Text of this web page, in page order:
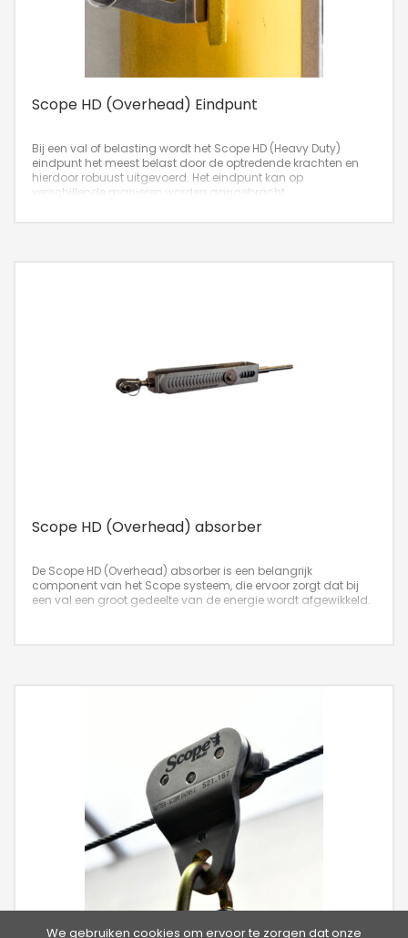
Scope HD (Overhead) Eindpunt
Bij een val of belasting wordt het Scope HD (Heavy Duty)
eindpunt het meest belast door de optredende krachten en
hierdoor robuust uitgevoerd. Het eindpunt kan op
verschillende manieren worden aangebracht.
Scope HD (Overhead) absorber
De Scope HD (Overhead) absorber is een belangrijk
component van het Scope systeem, die ervoor zorgt dat bij
een val een groot gedeelte van de energie wordt afgewikkeld.
We gebruiken cookies om ervoor te zorgen dat onze